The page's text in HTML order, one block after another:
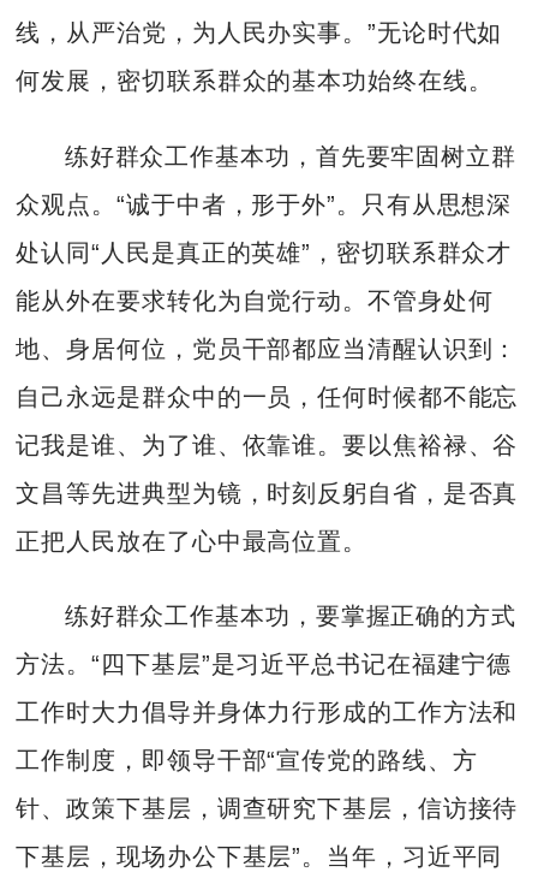
线，从严治党，为人民办实事。”无论时代如
何发展，密切联系群众的基本功始终在线。
练好群众工作基本功，首先要牢固树立群
众观点。“诚于中者，形于外”。只有从思想深
处认同“人民是真正的英雄”，密切联系群众才
能从外在要求转化为自觉行动。不管身处何
地、身居何位，党员干部都应当清醒认识到：
自己永远是群众中的一员，任何时候都不能忘
记我是谁、为了谁、依靠谁。要以焦裕禄、谷
文昌等先进典型为镜，时刻反躬自省，是否真
正把人民放在了心中最高位置。
练好群众工作基本功，要掌握正确的方式
方法。“四下基层”是习近平总书记在福建宁德
工作时大力倡导并身体力行形成的工作方法和
工作制度，即领导干部“宣传党的路线、方
针、政策下基层，调查研究下基层，信访接待
下基层，现场办公下基层”。当年，习近平同